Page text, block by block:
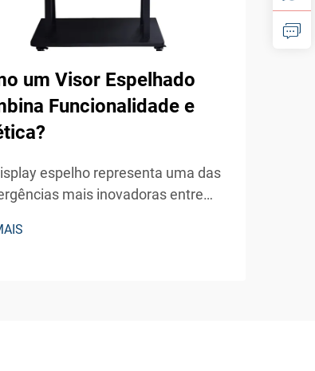
um Visor Espelhado
Funcionalidade e
espelho representa uma das
mais inovadoras entre
nos ambientes comerciais e